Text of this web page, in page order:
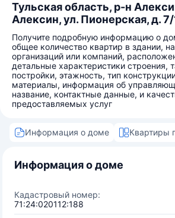
Тульская область, р-н
Алексин, ул. Пионерская, д. 7/
Получите подробную информацию о
общее количество квартир в здании,
организаций или компаний,
детальные характеристики строения,
постройки, этажность, тип
материалы, информация об
название, контактные данные, и
предоставляемых услуг
Информация о доме Квартиры
Информация о доме
Кадастровый номер:
71:24:020112:188